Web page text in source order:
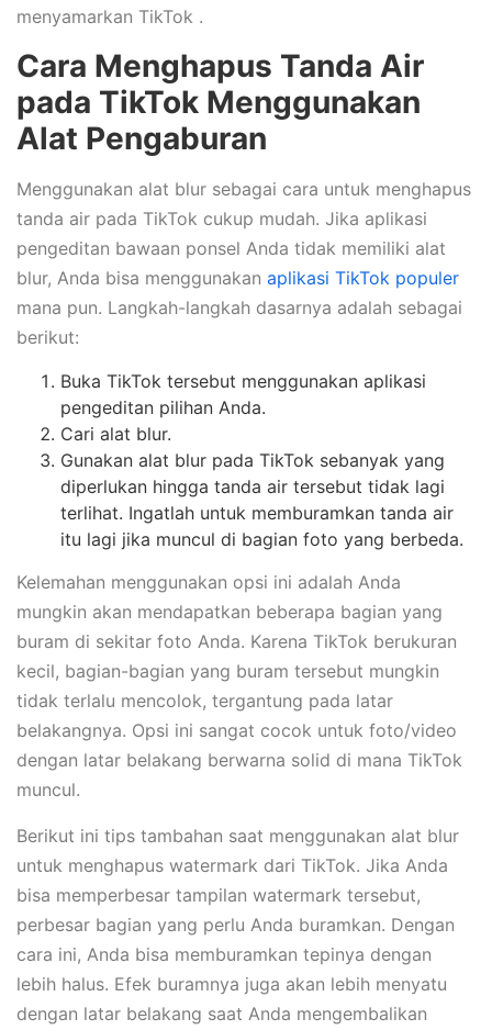
menyamarkan TikTok .
Cara Menghapus Tanda Air
pada TikTok Menggunakan
Alat Pengaburan
Menggunakan alat blur sebagai cara untuk menghapus
tanda air pada TikTok cukup mudah. Jika aplikasi
pengeditan bawaan ponsel Anda tidak memiliki alat
blur, Anda bisa menggunakan aplikasi TikTok populer
mana pun. Langkah-langkah dasarnya adalah sebagai
berikut:
Buka TikTok tersebut menggunakan aplikasi
pengeditan pilihan Anda.
Cari alat blur.
Gunakan alat blur pada TikTok sebanyak yang
diperlukan hingga tanda air tersebut tidak lagi
terlihat. Ingatlah untuk memburamkan tanda air
itu lagi jika muncul di bagian foto yang berbeda.
Kelemahan menggunakan opsi ini adalah Anda
mungkin akan mendapatkan beberapa bagian yang
buram di sekitar foto Anda. Karena TikTok berukuran
kecil, bagian-bagian yang buram tersebut mungkin
tidak terlalu mencolok, tergantung pada latar
belakangnya. Opsi ini sangat cocok untuk foto/video
dengan latar belakang berwarna solid di mana TikTok
muncul.
Berikut ini tips tambahan saat menggunakan alat blur
untuk menghapus watermark dari TikTok. Jika Anda
bisa memperbesar tampilan watermark tersebut,
perbesar bagian yang perlu Anda buramkan. Dengan
cara ini, Anda bisa memburamkan tepinya dengan
lebih halus. Efek buramnya juga akan lebih menyatu
dengan latar belakang saat Anda mengembalikan